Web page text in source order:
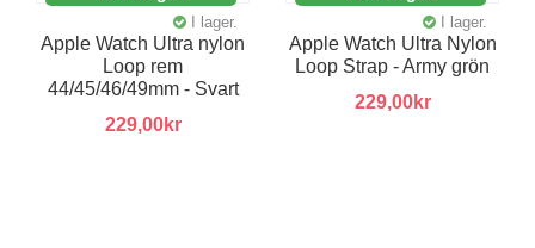
I lager.
Apple Watch Ultra nylon
Loop rem
44/45/46/49mm - Svart
229,00kr
I lager.
Apple Watch Ultra Nylon
Loop Strap - Army grön
229,00kr